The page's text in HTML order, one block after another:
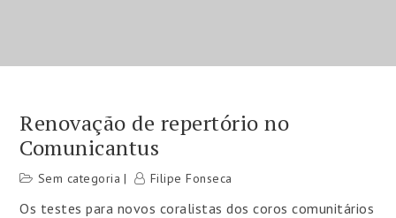
Renovação de repertório no
Comunicantus
Sem categoria Filipe Fonseca
Os testes para novos coralistas dos coros comunitários